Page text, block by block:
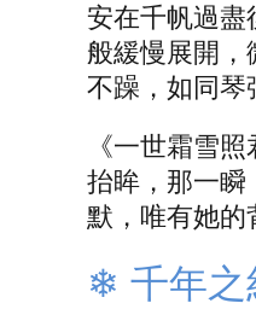
安在千帆過盡
般緩慢展開，
不躁，如同琴
《一世霜雪
抬眸，那一瞬
默，唯有她的
❄ 千年之